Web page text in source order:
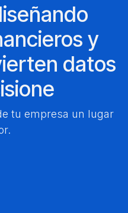
y
datos
tu empresa un lugar